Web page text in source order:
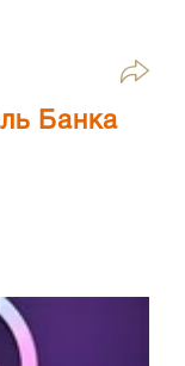
Банка